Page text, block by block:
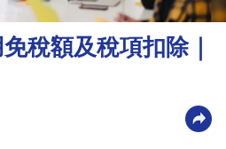
稅額及稅項扣除｜